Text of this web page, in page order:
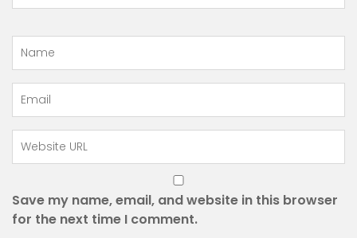
Save my name, email, and website in this browser
for the next time I comment.